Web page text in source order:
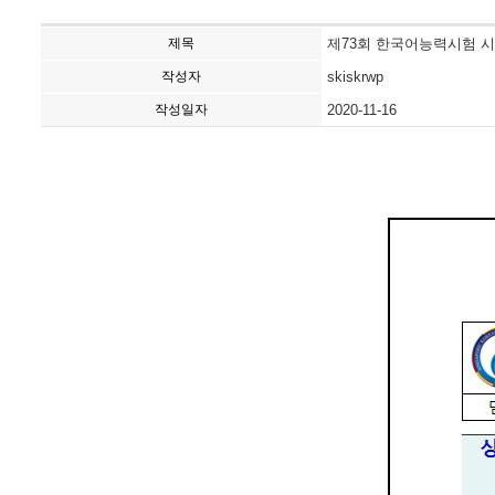
제목 제73회 한국어능력시험
작성자 skiskrwp
작성일자 2020-11-16